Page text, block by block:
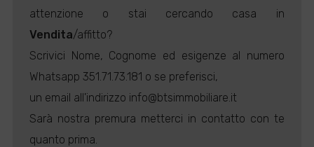
attenzione o stai cercando casa in
Vendita/affitto?
Scrivici Nome, Cognome ed esigenze al numero
Whatsapp 351.71.73.181 o se preferisci,
un email all'indirizzo info@btsimmobiliare.it
Sarà nostra premura metterci in contatto con te
quanto prima.